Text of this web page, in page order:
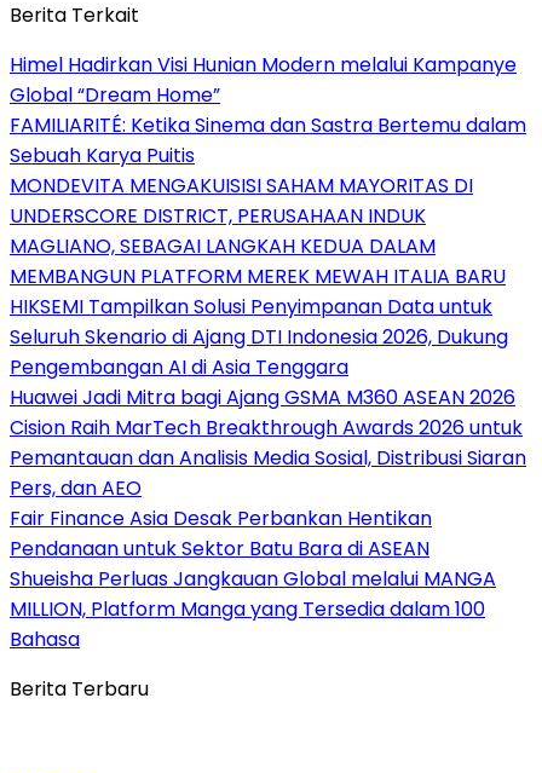
Berita Terkait
Himel Hadirkan Visi Hunian Modern melalui Kampanye
Global “Dream Home”
FAMILIARITÉ: Ketika Sinema dan Sastra Bertemu dalam
Sebuah Karya Puitis
MONDEVITA MENGAKUISISI SAHAM MAYORITAS DI
UNDERSCORE DISTRICT, PERUSAHAAN INDUK
MAGLIANO, SEBAGAI LANGKAH KEDUA DALAM
MEMBANGUN PLATFORM MEREK MEWAH ITALIA BARU
HIKSEMI Tampilkan Solusi Penyimpanan Data untuk
Seluruh Skenario di Ajang DTI Indonesia 2026, Dukung
Pengembangan AI di Asia Tenggara
Huawei Jadi Mitra bagi Ajang GSMA M360 ASEAN 2026
Cision Raih MarTech Breakthrough Awards 2026 untuk
Pemantauan dan Analisis Media Sosial, Distribusi Siaran
Pers, dan AEO
Fair Finance Asia Desak Perbankan Hentikan
Pendanaan untuk Sektor Batu Bara di ASEAN
Shueisha Perluas Jangkauan Global melalui MANGA
MILLION, Platform Manga yang Tersedia dalam 100
Bahasa
Berita Terbaru